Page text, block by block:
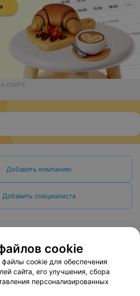
САЙТЕ
Добавить компанию
Добавить специалиста
проекта
договор
Способы оплаты
по использованию сервиса
cookie
файлы cookie для обеспечения
сайта, его улучшения, сбора
персонализированных